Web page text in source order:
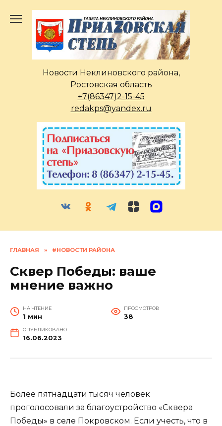
содержанию
Новости Неклиновского района,
Ростовская область
+7(86347)2-15-45
redakps@yandex.ru
ГЛАВНАЯ » #НОВОСТИ РАЙОНА
Сквер Победы: ваше
мнение важно
НА ЧТЕНИЕ
1 мин
ПРОСМОТРОВ
38
ОПУБЛИКОВАНО
16.06.2023
Более пятнадцати тысяч человек
проголосовали за благоустройство «Сквера
Победы» в селе Покровском. Если учесть, что в